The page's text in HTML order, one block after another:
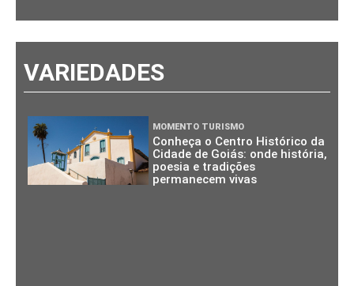
VARIEDADES
MOMENTO TURISMO
Conheça o Centro Histórico da
Cidade de Goiás: onde história,
poesia e tradições
permanecem vivas